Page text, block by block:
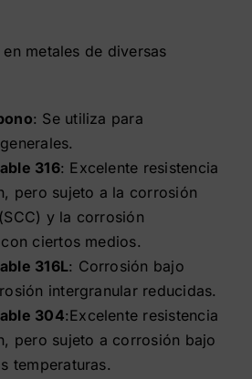
metales de diversas
: Se utiliza para
316: Excelente resistencia
pero sujeto a la corrosión
y la corrosión
ciertos medios.
316L: Corrosión bajo
intergranular reducidas.
304:Excelente resistencia
pero sujeto a corrosión bajo
temperaturas.